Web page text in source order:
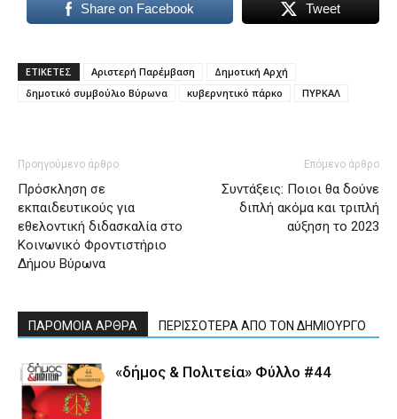
Share on Facebook Tweet
ΕΤΙΚΕΤΕΣ Αριστερή Παρέμβαση
Δημοτική Αρχή
δημοτικό συμβούλιο Βύρωνα
κυβερνητικό πάρκο ΠΥΡΚΑΛ
Προηγούμενο άρθρο
Πρόσκληση σε
εκπαιδευτικούς για
εθελοντική διδασκαλία στο
Κοινωνικό Φροντιστήριο
Δήμου Βύρωνα
Επόμενο άρθρο
Συντάξεις: Ποιοι θα δούνε
διπλή ακόμα και τριπλή
αύξηση το 2023
ΠΑΡΟΜΟΙΑ ΑΡΘΡΑ ΠΕΡΙΣΣΟΤΕΡΑ ΑΠΟ ΤΟΝ ΔΗΜΙΟΥΡΓΟ
«δήμος & Πολιτεία» Φύλλο #44